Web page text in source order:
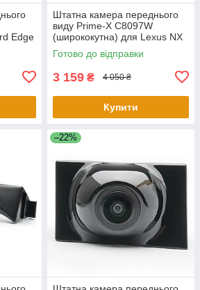
Edge
Штатна камера переднього
виду Prime-X C8097W
(ширококутна) для Lexus NX
2015-2017
Готово до відправки
3 159 ₴ 4 050 ₴
Купити
–22%